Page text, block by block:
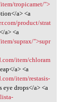
tropicamet/">
a> <a
product/strat
a> <a
suprax/">supr
item/chloram
a> <a
item/restasis-
eye drops</a> <a